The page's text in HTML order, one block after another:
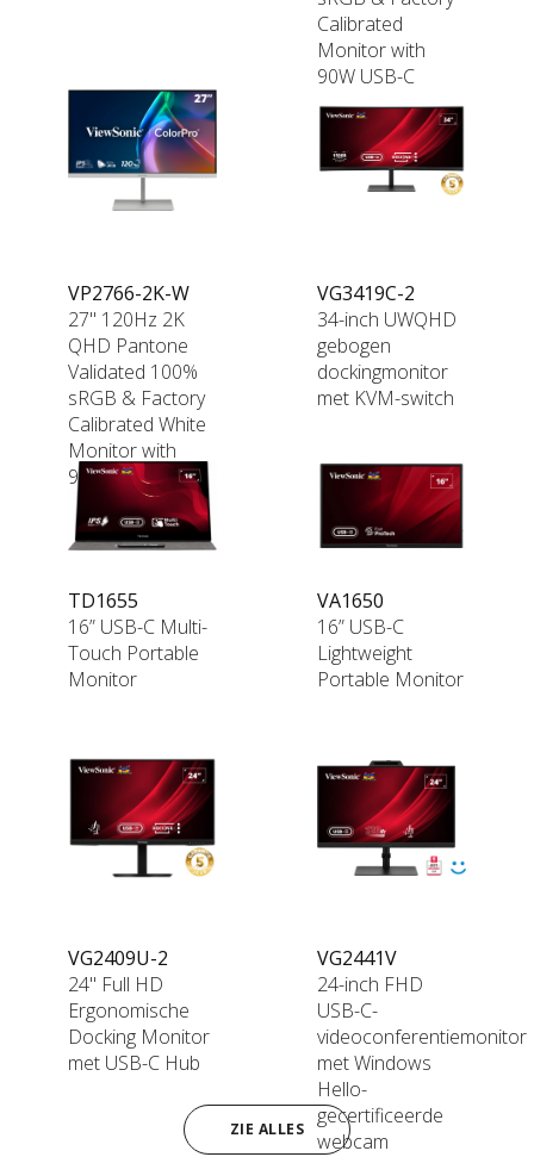
Calibrated
Monitor with
90W USB-C
VP2766-2K-W
27" 120Hz 2K
QHD Pantone
Validated 100%
sRGB & Factory
Calibrated White
Monitor with
90W USB-C
VG3419C-2
34-inch UWQHD
gebogen
dockingmonitor
met KVM-switch
TD1655
16” USB-C Multi-
Touch Portable
Monitor
VA1650
16” USB-C
Lightweight
Portable Monitor
VG2409U-2
24" Full HD
Ergonomische
Docking Monitor
met USB-C Hub
VG2441V
24-inch FHD
USB-C-
videoconferentiemonitor
met Windows
Hello-
gecertificeerde
webcam
ZIE ALLES